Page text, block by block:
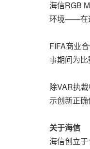
海信RGB
环境——在
FIFA商业
事期间为
除VAR执
示创新正
关于海信
海信创立